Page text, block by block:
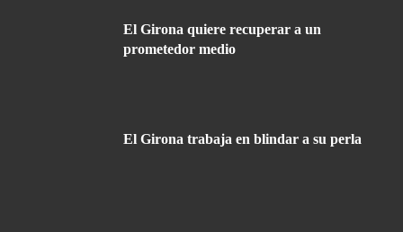
El Girona quiere recuperar a un
prometedor medio
El Girona trabaja en blindar a su perla